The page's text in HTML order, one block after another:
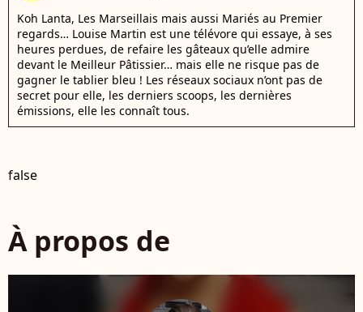
Koh Lanta, Les Marseillais mais aussi Mariés au Premier
regards… Louise Martin est une télévore qui essaye, à ses
heures perdues, de refaire les gâteaux qu’elle admire
devant le Meilleur Pâtissier… mais elle ne risque pas de
gagner le tablier bleu ! Les réseaux sociaux n’ont pas de
secret pour elle, les derniers scoops, les dernières
émissions, elle les connaît tous.
false
À propos de